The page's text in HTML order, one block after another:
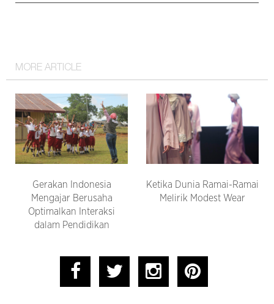
MORE ARTICLE
Gerakan Indonesia
Mengajar Berusaha
Optimalkan Interaksi
dalam Pendidikan
Ketika Dunia Ramai-Ramai
Melirik Modest Wear